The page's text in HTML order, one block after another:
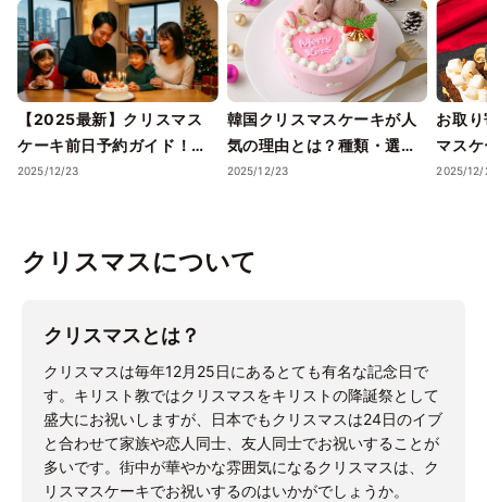
【2025最新】クリスマス
ケーキ前日予約ガイド！ま
だ間に合う人気店＆注文の
2025/12/23
韓国クリスマスケーキが人
気の理由とは？種類・選び
方を紹介
2025/12/23
お取
マス
ャン
2025/12/
クリスマスについて
クリスマスとは？
クリスマスは毎年12月25日にあるとても有名な記念日で
す。キリスト教ではクリスマスをキリストの降誕祭として
盛大にお祝いしますが、日本でもクリスマスは24日のイブ
と合わせて家族や恋人同士、友人同士でお祝いすることが
多いです。街中が華やかな雰囲気になるクリスマスは、ク
リスマスケーキでお祝いするのはいかがでしょうか。